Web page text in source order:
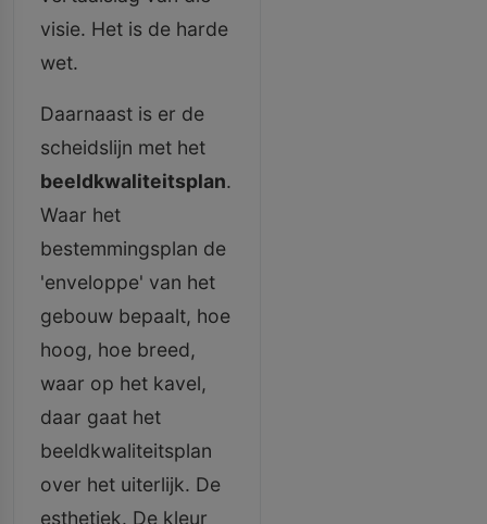
visie. Het is de harde
wet.
Daarnaast is er de
scheidslijn met het
beeldkwaliteitsplan.
Waar het
bestemmingsplan de
'enveloppe' van het
gebouw bepaalt, hoe
hoog, hoe breed,
waar op het kavel,
daar gaat het
beeldkwaliteitsplan
over het uiterlijk. De
esthetiek. De kleur